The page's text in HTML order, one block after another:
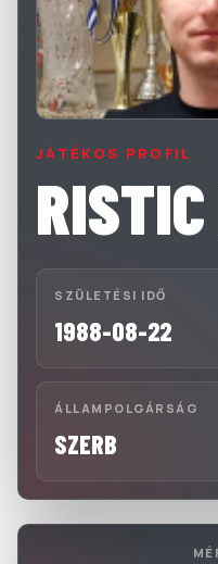
JÁTÉKOS PROFIL
SZÜLETÉSI IDŐ
1988-08-22
ÁLLAMPOLGÁRSÁG
SZERB